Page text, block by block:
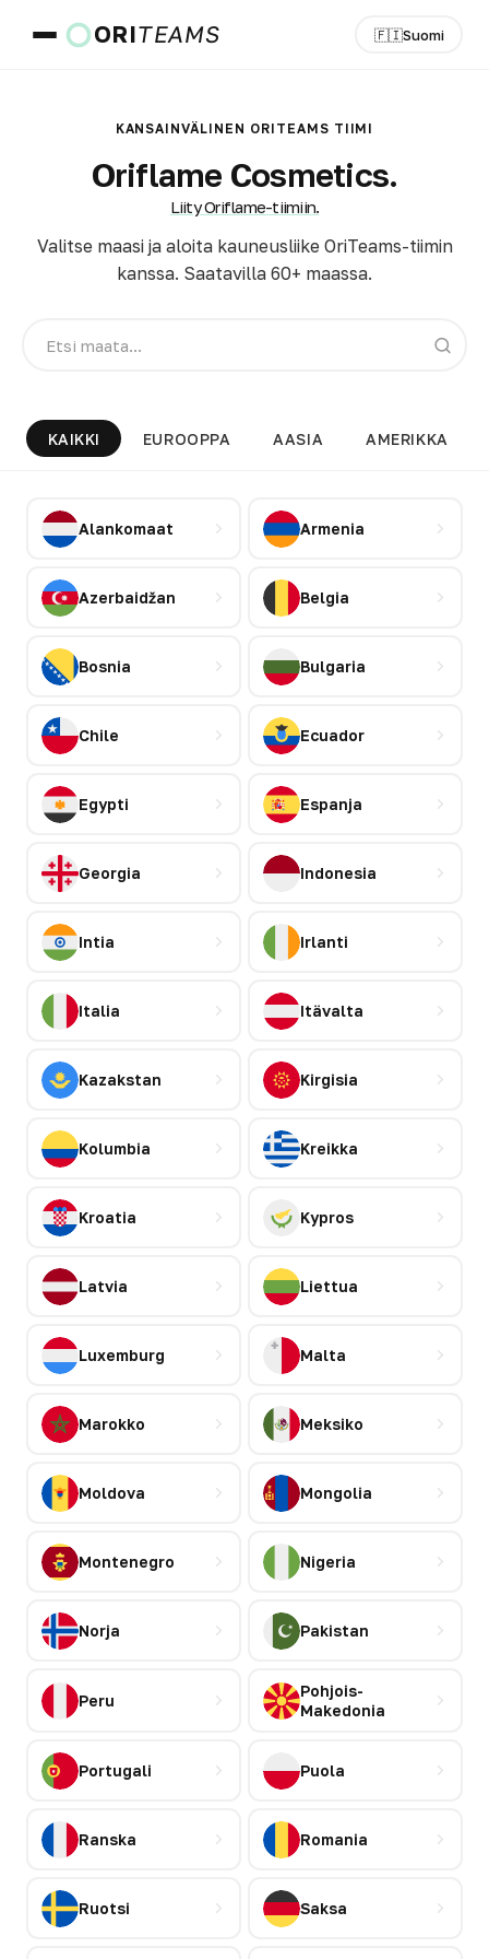
ORITEAMS 🇫🇮Suomi
KANSAINVÄLINEN ORITEAMS TIIMI
Oriflame Cosmetics.
Liity Oriflame-tiimiin.
Valitse maasi ja aloita kauneusliike OriTeams-tiimin
kanssa. Saatavilla 60+ maassa.
KAIKKI EUROOPPA AASIA AMERIKKA
Alankomaat Armenia
Azerbaidžan Belgia
Bosnia Bulgaria
Chile Ecuador
Egypti Espanja
Georgia Indonesia
Intia Irlanti
Italia Itävalta
Kazakstan Kirgisia
Kolumbia Kreikka
Kroatia Kypros
Latvia Liettua
Luxemburg Malta
Marokko Meksiko
Moldova Mongolia
Montenegro Nigeria
Norja Pakistan
Peru
Pohjois-
Makedonia
Portugali Puola
Ranska Romania
Ruotsi Saksa